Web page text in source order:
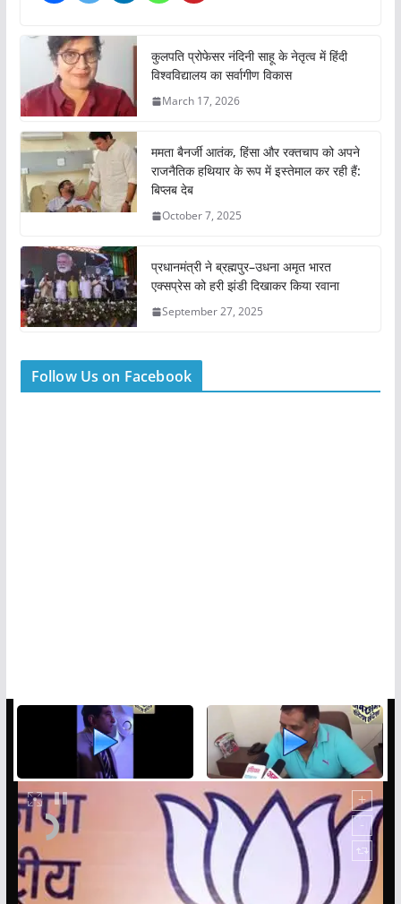
कुलपति प्रोफेसर नंदिनी साहू के नेतृत्व में हिंदी
विश्वविद्यालय का सर्वागीण विकास
March 17, 2026
ममता बैनर्जी आतंक, हिंसा और रक्तचाप को अपने
राजनैतिक हथियार के रूप में इस्तेमाल कर रही हैं:
बिप्लब देब
October 7, 2025
प्रधानमंत्री ने ब्रह्मपुर–उधना अमृत भारत
एक्सप्रेस को हरी झंडी दिखाकर किया रवाना
September 27, 2025
Follow Us on Facebook